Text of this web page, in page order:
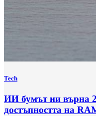
Tech
ИИ бумът ни върна
достъпността на